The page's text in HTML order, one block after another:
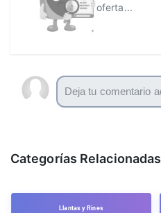
oferta...
Categorías Relacionadas
Llantas y Rines